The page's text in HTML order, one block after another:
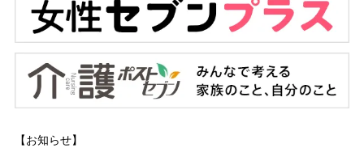
【お知らせ】